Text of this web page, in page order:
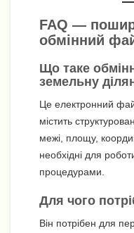
FAQ —
обмінний
Що таке
земельну
Це електронний
містить
межі, площу,
необхідні для
процедурами.
Для чого
Він потрібен для